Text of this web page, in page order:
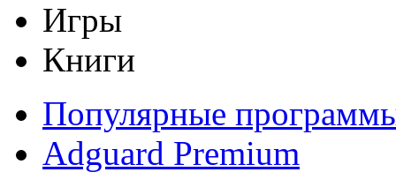
Игры
Книги
Популярные
Adguard Premium